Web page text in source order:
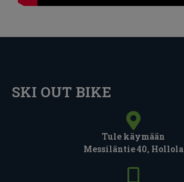
SKI OUT BIKE
Tule käymään
Messiläntie 40, Hollola